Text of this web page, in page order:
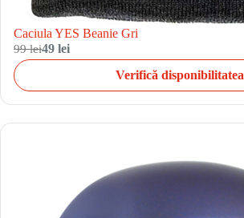
Caciula YES Beanie Gri
99 lei49 lei
Verifică disponibilitatea